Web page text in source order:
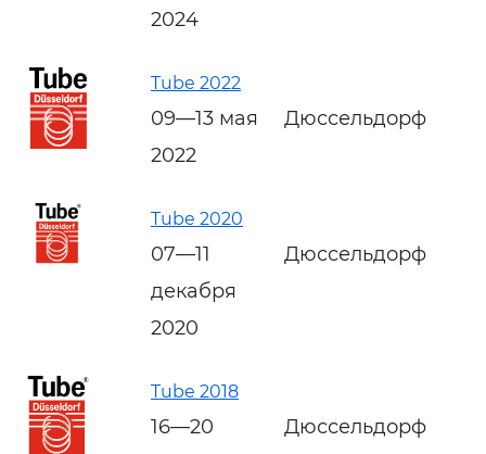
2024
Tube 2022
09—13 мая
2022
Дюссельдорф
Tube 2020
07—11
декабря
2020
Дюссельдорф
Tube 2018
16—20
Дюссельдорф